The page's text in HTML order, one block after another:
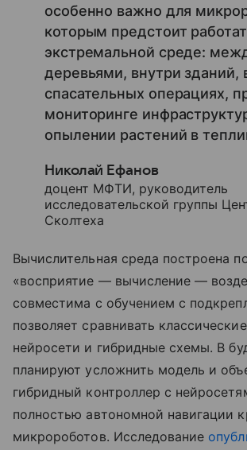
особенно важно для
которым предстоит
экстремальной среде:
деревьями, внутри зданий,
спасательных операциях,
мониторинге
опылении растений в
Николай Ефанов
доцент МФТИ, руководитель
исследовательской группы
Сколтеха
Вычислительная среда построена
«восприятие — вычисление —
совместима с обучением с
позволяет сравнивать
нейросети и гибридные схемы. В
планируют усложнить модель и
гибридный контроллер с
полностью автономной навигации
микророботов. Исследование